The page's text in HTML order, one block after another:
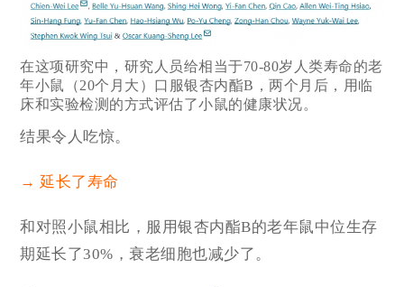
在这项研究中，研究人员给相当于70-80岁人类寿命的老
年小鼠（20个月大）口服银杏内酯B，两个月后，用临
床和实验检测的方式评估了小鼠的健康状况。
结果令人吃惊。
→ 延长了寿命
和对照小鼠相比，服用银杏内酯B的老年鼠中位生存
期延长了30%，衰老细胞也减少了。